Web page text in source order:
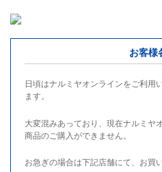
お客様
日頃はナルミヤオンラインをご利用
ます。
大変混みあっており、現在ナルミヤ
商品のご購入ができません。
お急ぎの場合は下記店舗にて、お買